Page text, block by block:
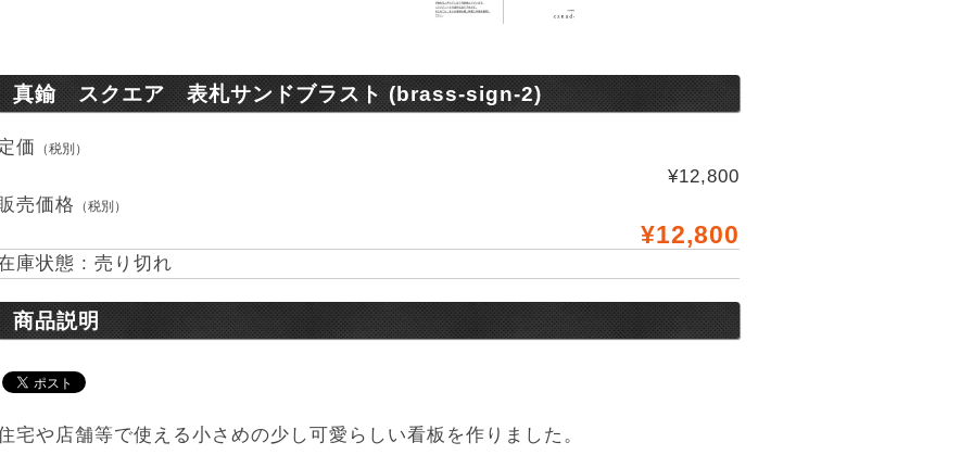
真鍮 スクエア 表札サンドブラスト (brass-sign-2)
価 （税別）
¥12,800
売価格
（税別）
¥12,800
庫状態 : 売り切れ
商品説明
宅や店舗等で使える小さめの少し可愛らしい看板を作りました。